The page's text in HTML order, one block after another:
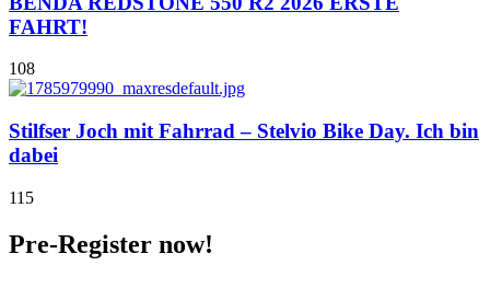
FAHRT!
108
Stilfser Joch mit Fahrrad – Stelvio Bike Day. Ich bin
dabei
115
Pre-Register now!